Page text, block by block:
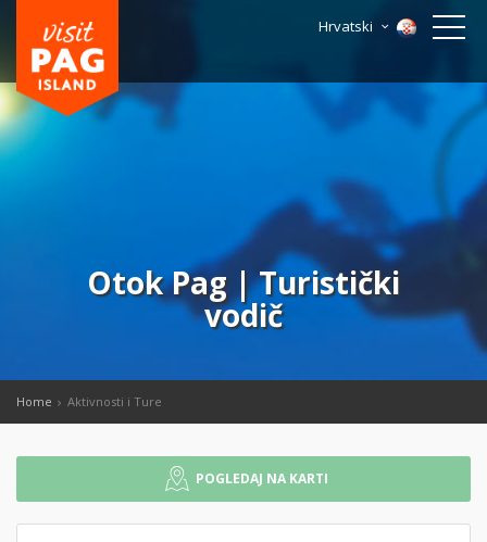
Hrvatski
Otok Pag | Turistički
vodič
Home Aktivnosti i Ture
POGLEDAJ NA KARTI